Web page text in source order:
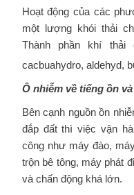
Hoạt động của các
một lượng khói thải
Thành phần khí
cacbuahydro, aldehyd,
Ô nhiễm về tiếng ồn
Bên cạnh nguồn ồn
đắp đất thì việc vận
công như máy đào,
trộn bê tông, máy phát
và chấn động khá lớn.